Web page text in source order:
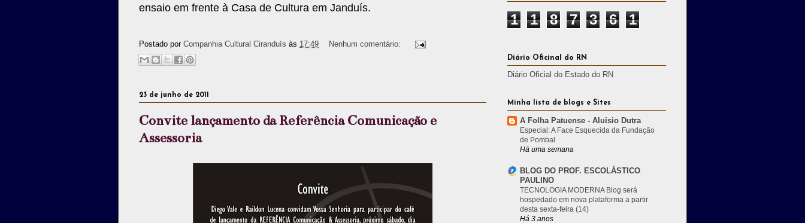
ensaio em frente à Casa de Cultura em Janduís.
Postado por Companhia Cultural Ciranduís às 17:49 Nenhum comentário:
23 de junho de 2011
Convite lançamento da Referência Comunicação e
Assessoria
1 1 8 7 3 6 1
Diário Oficinal do RN
Diário Oficial do Estado do RN
Minha lista de blogs e Sites
A Folha Patuense - Aluisio Dutra
Especial: A Face Esquecida da Fundação
de Pombal
Há uma semana
BLOG DO PROF. ESCOLÁSTICO
PAULINO
TECNOLOGIA MODERNA Blog será
hospedado em nova plataforma a partir
desta sexta-feira (14)
Há 3 anos